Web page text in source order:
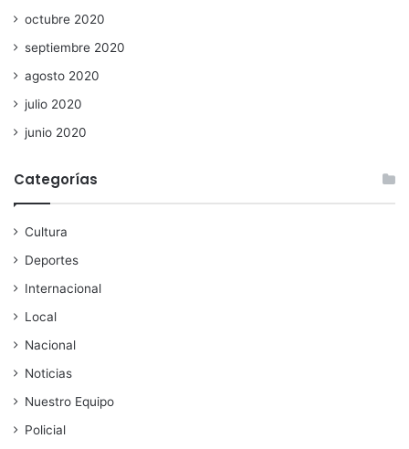
octubre 2020
septiembre 2020
agosto 2020
julio 2020
junio 2020
Categorías
Cultura
Deportes
Internacional
Local
Nacional
Noticias
Nuestro Equipo
Policial